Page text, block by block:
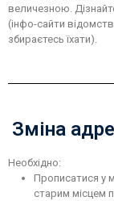
величезною.
(інфо-сайти
збираєтесь їхати).
Зміна
Необхідно:
Прописатися у
старим місцем